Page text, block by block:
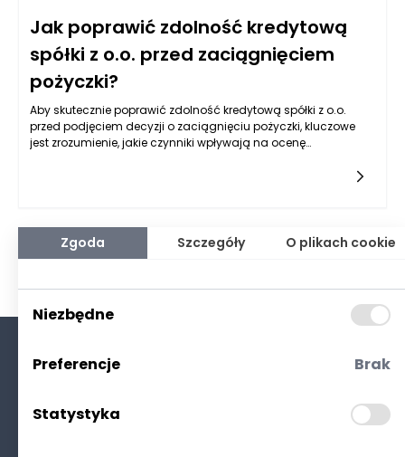
Jak poprawić zdolność kredytową
spółki z o.o. przed zaciągnięciem
pożyczki?
Aby skutecznie poprawić zdolność kredytową spółki z o.o.
przed podjęciem decyzji o zaciągnięciu pożyczki, kluczowe
jest zrozumienie, jakie czynniki wpływają na ocenę
kredytowa, czyli zdolność do spłaty zobowiązań finansowych,
wydatków, zwraca się uwagę na historię kredytową,
strukturalne aspekty przedsiębiorstwa oraz jego sytuację
finansową. Znajomość wymagań i kryteriów, jakimi kierują się
przyznaniu pożyczek, może znacząco podnieść szanse na
uzyskanie korzystnych warunków finansowych.
Polityka prywatności
Zgoda Szczegóły O plikach cookie
Niezbędne
Preferencje Brak
Statystyka